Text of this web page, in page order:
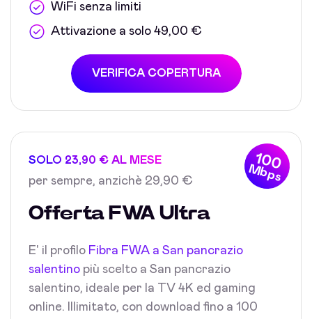
WiFi senza limiti
Attivazione a solo 49,00 €
VERIFICA COPERTURA
100
Mbps
SOLO 23,90 € AL MESE
per sempre, anzichè 29,90 €
Offerta FWA Ultra
E' il profilo Fibra FWA a San pancrazio
salentino più scelto a San pancrazio
salentino, ideale per la TV 4K ed gaming
online. Illimitato, con download fino a 100